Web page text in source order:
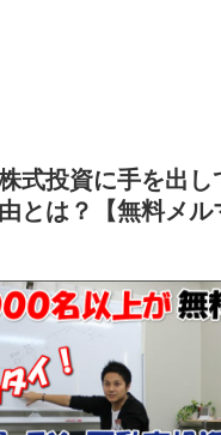
式投資に手を出し
とは？【無料メル